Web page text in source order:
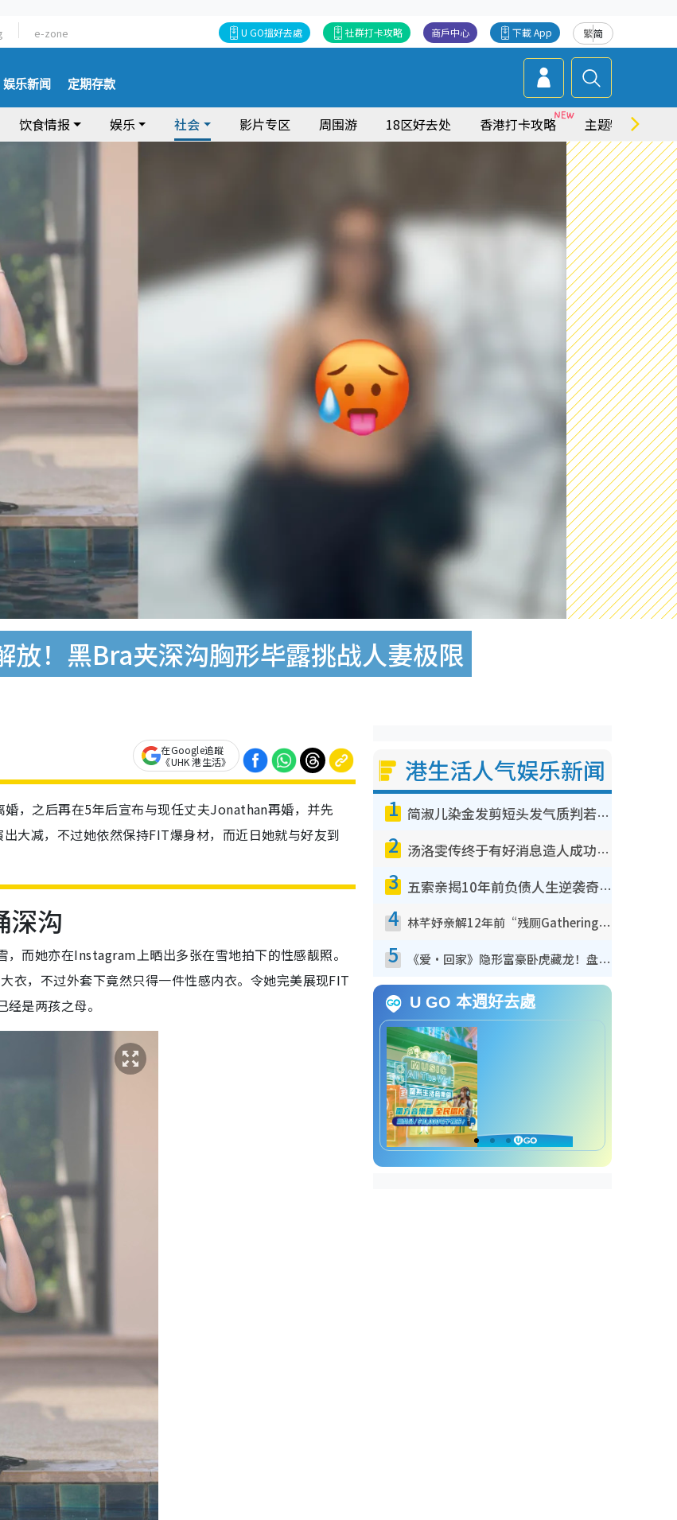
e-zone 繁简
下載 App
商戶中心
社群打卡攻略
U GO搵好去處
娱乐新闻 定期存款
饮食情报 娱乐 社会 影片专区 周围游 18区好去处 香港打卡攻略 主题特集
放！黑Bra夹深沟胸形毕露挑战人妻极限
在Google追蹤
《UHK 港生活》
，之后再在5年后宣布与现任丈夫Jonathan再婚，并先
大减，不过她依然保持FIT爆身材，而近日她就与好友到
沟
而她亦在Instagram上晒出多张在雪地拍下的性感靓照。
衣，不过外套下竟然只得一件性感内衣。令她完美展现FIT
是两孩之母。
港生活人气娱乐新闻
1 简淑儿染金发剪短头发气质判若两人！吓坏老公麦大力都认不出：“你做什么？”
2 汤洛雯传终于有好消息造人成功！两大细节曝孕味极浓引猜测：大肚婆先会咁！
3 五索亲揭10年前负债人生逆袭奇迹！全靠去一地方转运后即遇上马先生
4 林芊妤亲解12年前“残厕Gathering”真相！高层解约一句话重创尊严，至今拒返TVB
5 《爱·回家》隐形富豪卧虎藏龙！盘点12位财气逼人的有钱艺人：这位美女3亿身家不愁做
U GO 本週好去處